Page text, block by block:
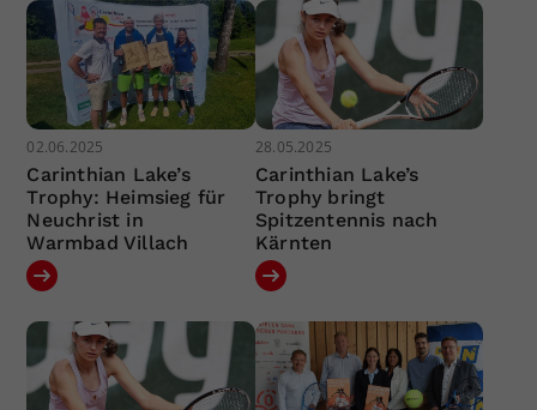
02.06.2025
Carinthian Lake’s
Trophy: Heimsieg für
Neuchrist in
Warmbad Villach
28.05.2025
Carinthian Lake’s
Trophy bringt
Spitzentennis nach
Kärnten